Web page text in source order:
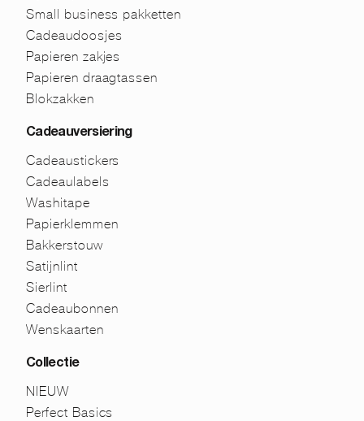
Small business pakketten
Cadeaudoosjes
Papieren zakjes
Papieren draagtassen
Blokzakken
Cadeauversiering
Cadeaustickers
Cadeaulabels
Washitape
Papierklemmen
Bakkerstouw
Satijnlint
Sierlint
Cadeaubonnen
Wenskaarten
Collectie
NIEUW
Perfect Basics